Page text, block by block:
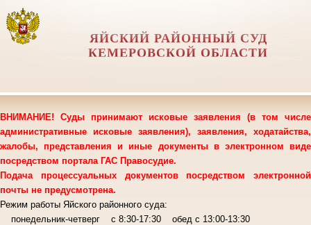
ЯЙСКИЙ РАЙОННЫЙ СУД
КЕМЕРОВСКОЙ ОБЛАСТИ
ВНИМАНИЕ! Суды принимают исковые заявления (в том числе
административные исковые заявления), заявления, ходатайства,
жалобы, представления и иные документы в электронном виде
посредством портала ГАС Правосудие.
Подача процессуальных документов посредством электронной
почты не предусмотрена.
Режим работы Яйского районного суда:
понедельник-четверг с 8:30-17:30 обед с 13:00-13:30